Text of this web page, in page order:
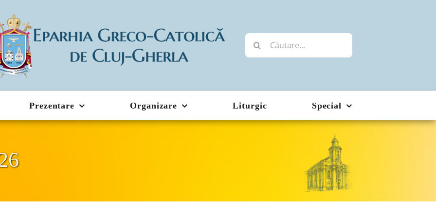
Cautare...
Prezentare Organizare Liturgic Special